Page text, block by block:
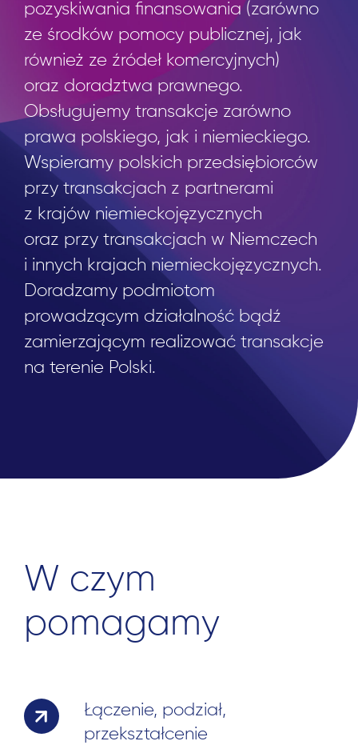
pozyskiwania finansowania (zarówno
ze środków pomocy publicznej, jak
również ze źródeł komercyjnych)
oraz doradztwa prawnego.
Obsługujemy transakcje zarówno
prawa polskiego, jak i niemieckiego.
Wspieramy polskich przedsiębiorców
przy transakcjach z partnerami
z krajów niemieckojęzycznych
oraz przy transakcjach w Niemczech
i innych krajach niemieckojęzycznych.
Doradzamy podmiotom
prowadzącym działalność bądź
zamierzającym realizować transakcje
na terenie Polski.
W czym
pomagamy
Łączenie, podział,
przekształcenie